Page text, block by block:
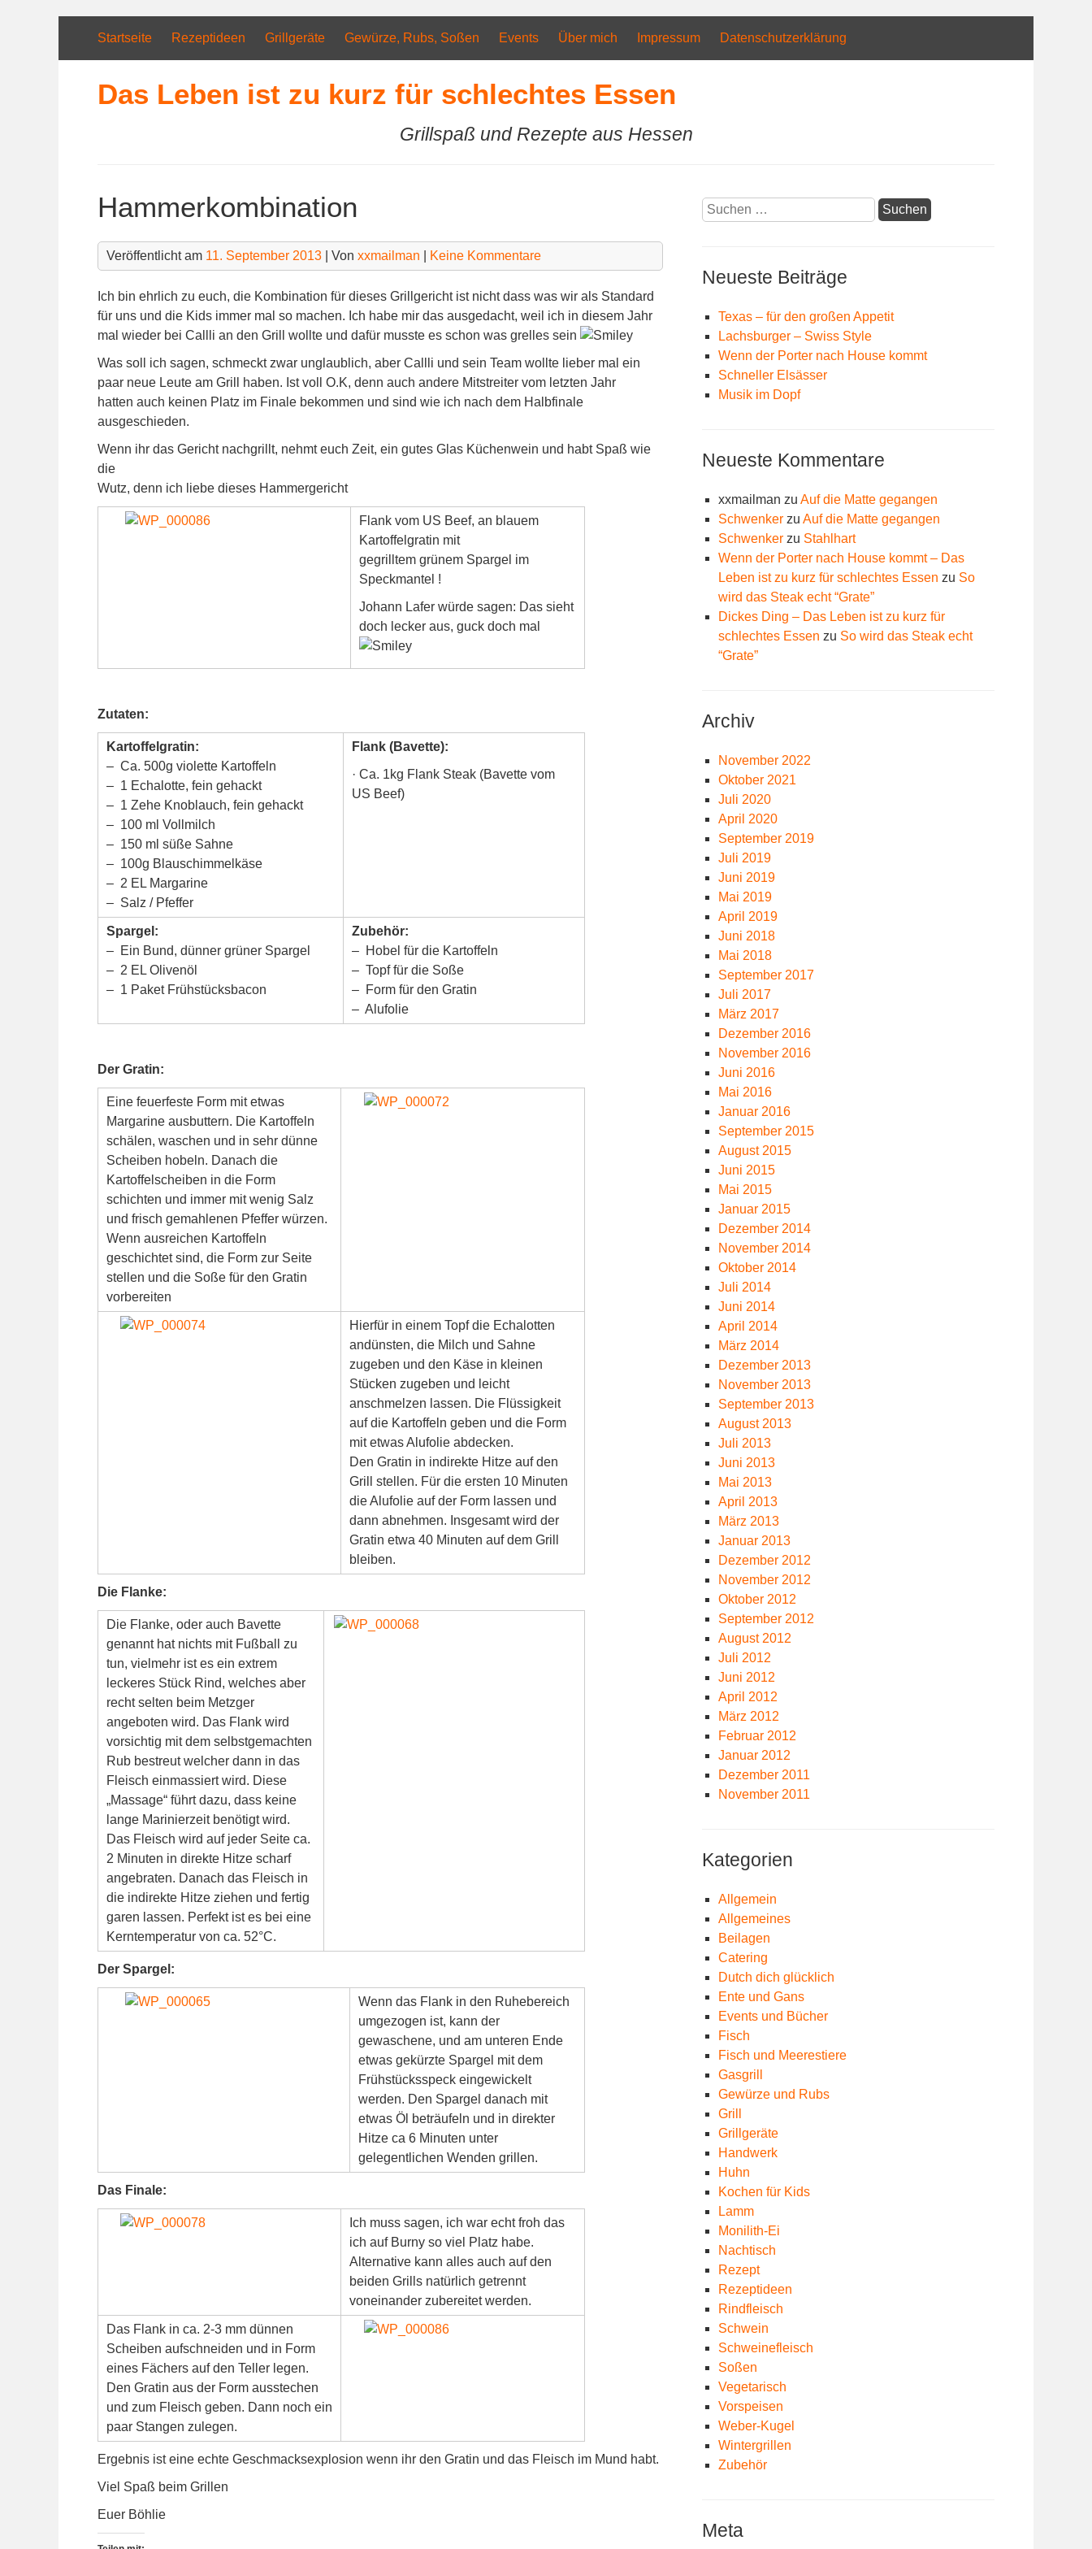
Startseite Rezeptideen Grillgeräte Gewürze, Rubs, Soßen Events Über mich Impressum Datenschutzerklärung
Das Leben ist zu kurz für schlechtes Essen
Grillspaß und Rezepte aus Hessen
Hammerkombination
Veröffentlicht am 11. September 2013 | Von xxmailman Keine Kommentare
Ich bin ehrlich zu euch, die Kombination für dieses Grillgericht ist nicht dass was wir als Standard
für uns und die Kids immer mal so machen. Ich habe mir das ausgedacht, weil ich in diesem Jahr
mal wieder bei Callli an den Grill wollte und dafür musste es schon was grelles sein
Was soll ich sagen, schmeckt zwar unglaublich, aber Callli und sein Team wollte lieber mal ein
paar neue Leute am Grill haben. Ist voll O.K, denn auch andere Mitstreiter vom letzten Jahr
hatten auch keinen Platz im Finale bekommen und sind wie ich nach dem Halbfinale
ausgeschieden.
Wenn ihr das Gericht nachgrillt, nehmt euch Zeit, ein gutes Glas Küchenwein und habt Spaß wie
die
Wutz, denn ich liebe dieses Hammergericht
Flank vom US Beef, an blauem
Kartoffelgratin mit
gegrilltem grünem Spargel im
Speckmantel !
Johann Lafer würde sagen: Das sieht
doch lecker aus, guck doch mal
Zutaten:
Kartoffelgratin:
– Ca. 500g violette Kartoffeln
– 1 Echalotte, fein gehackt
– 1 Zehe Knoblauch, fein gehackt
– 100 ml Vollmilch
– 150 ml süße Sahne
– 100g Blauschimmelkäse
– 2 EL Margarine
– Salz / Pfeffer
Flank (Bavette):
· Ca. 1kg Flank Steak (Bavette vom
US Beef)
Spargel:
– Ein Bund, dünner grüner Spargel
– 2 EL Olivenöl
– 1 Paket Frühstücksbacon
Zubehör:
– Hobel für die Kartoffeln
– Topf für die Soße
– Form für den Gratin
– Alufolie
Der Gratin:
Eine feuerfeste Form mit etwas
Margarine ausbuttern. Die Kartoffeln
schälen, waschen und in sehr dünne
Scheiben hobeln. Danach die
Kartoffelscheiben in die Form
schichten und immer mit wenig Salz
und frisch gemahlenen Pfeffer würzen.
Wenn ausreichen Kartoffeln
geschichtet sind, die Form zur Seite
stellen und die Soße für den Gratin
vorbereiten
Hierfür in einem Topf die Echalotten
andünsten, die Milch und Sahne
zugeben und den Käse in kleinen
Stücken zugeben und leicht
anschmelzen lassen. Die Flüssigkeit
auf die Kartoffeln geben und die Form
mit etwas Alufolie abdecken.
Den Gratin in indirekte Hitze auf den
Grill stellen. Für die ersten 10 Minuten
die Alufolie auf der Form lassen und
dann abnehmen. Insgesamt wird der
Gratin etwa 40 Minuten auf dem Grill
bleiben.
Die Flanke:
Die Flanke, oder auch Bavette
genannt hat nichts mit Fußball zu
tun, vielmehr ist es ein extrem
leckeres Stück Rind, welches aber
recht selten beim Metzger
angeboten wird. Das Flank wird
vorsichtig mit dem selbstgemachten
Rub bestreut welcher dann in das
Fleisch einmassiert wird. Diese
„Massage“ führt dazu, dass keine
lange Marinierzeit benötigt wird.
Das Fleisch wird auf jeder Seite ca.
2 Minuten in direkte Hitze scharf
angebraten. Danach das Fleisch in
die indirekte Hitze ziehen und fertig
garen lassen. Perfekt ist es bei eine
Kerntemperatur von ca. 52°C.
Der Spargel:
Wenn das Flank in den Ruhebereich
umgezogen ist, kann der
gewaschene, und am unteren Ende
etwas gekürzte Spargel mit dem
Frühstücksspeck eingewickelt
werden. Den Spargel danach mit
etwas Öl beträufeln und in direkter
Hitze ca 6 Minuten unter
gelegentlichen Wenden grillen.
Das Finale:
Ich muss sagen, ich war echt froh das
ich auf Burny so viel Platz habe.
Alternative kann alles auch auf den
beiden Grills natürlich getrennt
voneinander zubereitet werden.
Das Flank in ca. 2-3 mm dünnen
Scheiben aufschneiden und in Form
eines Fächers auf den Teller legen.
Den Gratin aus der Form ausstechen
und zum Fleisch geben. Dann noch ein
paar Stangen zulegen.
Ergebnis ist eine echte Geschmacksexplosion wenn ihr den Gratin und das Fleisch im Mund habt.
Viel Spaß beim Grillen
Euer Böhlie
Suchen
nach:
Neueste Beiträge
Texas – für den großen Appetit
Lachsburger – Swiss Style
Wenn der Porter nach House kommt
Schneller Elsässer
Musik im Dopf
Neueste Kommentare
xxmailman zu Auf die Matte gegangen
Schwenker zu Auf die Matte gegangen
Schwenker zu Stahlhart
Wenn der Porter nach House kommt – Das
Leben ist zu kurz für schlechtes Essen zu So
wird das Steak echt “Grate”
Dickes Ding – Das Leben ist zu kurz für
schlechtes Essen zu So wird das Steak echt
“Grate”
Archiv
November 2022
Oktober 2021
Juli 2020
April 2020
September 2019
Juli 2019
Juni 2019
Mai 2019
April 2019
Juni 2018
Mai 2018
September 2017
Juli 2017
März 2017
Dezember 2016
November 2016
Juni 2016
Mai 2016
Januar 2016
September 2015
August 2015
Juni 2015
Mai 2015
Januar 2015
Dezember 2014
November 2014
Oktober 2014
Juli 2014
Juni 2014
April 2014
März 2014
Dezember 2013
November 2013
September 2013
August 2013
Juli 2013
Juni 2013
Mai 2013
April 2013
März 2013
Januar 2013
Dezember 2012
November 2012
Oktober 2012
September 2012
August 2012
Juli 2012
Juni 2012
April 2012
März 2012
Februar 2012
Januar 2012
Dezember 2011
November 2011
Kategorien
Allgemein
Allgemeines
Beilagen
Catering
Dutch dich glücklich
Ente und Gans
Events und Bücher
Fisch
Fisch und Meerestiere
Gasgrill
Gewürze und Rubs
Grill
Grillgeräte
Handwerk
Huhn
Kochen für Kids
Lamm
Monilith-Ei
Nachtisch
Rezept
Rezeptideen
Rindfleisch
Schwein
Schweinefleisch
Soßen
Vegetarisch
Vorspeisen
Weber-Kugel
Wintergrillen
Zubehör
Meta